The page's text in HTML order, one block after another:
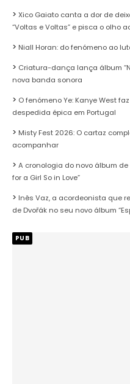
Xico Gaiato canta a dor de
“Voltas e Voltas” e pisca o olho
Niall Horan: do fenómeno ao
Criatura-dança lança álbum
nova banda sonora
O fenómeno Ye: Kanye West
despedida épica em Portugal
Misty Fest 2026: O cartaz
acompanhar
A cronologia do novo álbum de
for a Girl So in Love”
Inês Vaz, a acordeonista que
de Dvořák no seu novo álbum
PUB